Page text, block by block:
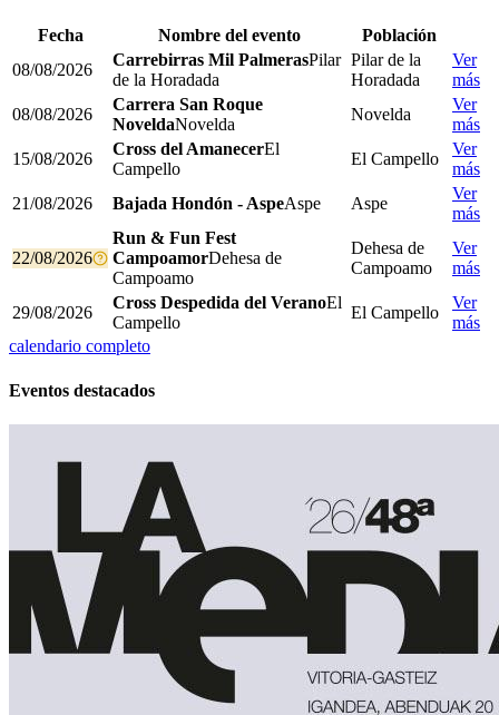
Fecha Nombre del evento
Población
08/08/2026
Carrebirras Mil PalmerasPilar
de la Horadada
Pilar de la
Horadada
Ver
más
08/08/2026
Carrera San Roque
NoveldaNovelda
Novelda
Ver
más
15/08/2026
Cross del AmanecerEl
Campello
El Campello
Ver
más
21/08/2026
Bajada Hondón - AspeAspe Aspe
Ver
más
22/08/2026
Run & Fun Fest
CampoamorDehesa de
Campoamo
Dehesa de
Campoamo
Ver
más
29/08/2026
Cross Despedida del VeranoEl
Campello
El Campello
Ver
más
calendario completo
Eventos destacados